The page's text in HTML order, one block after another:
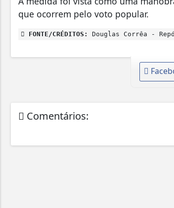
que ocorrem pelo voto popular.
FONTE/CRÉDITOS: Douglas Corrêa -
Comentários: